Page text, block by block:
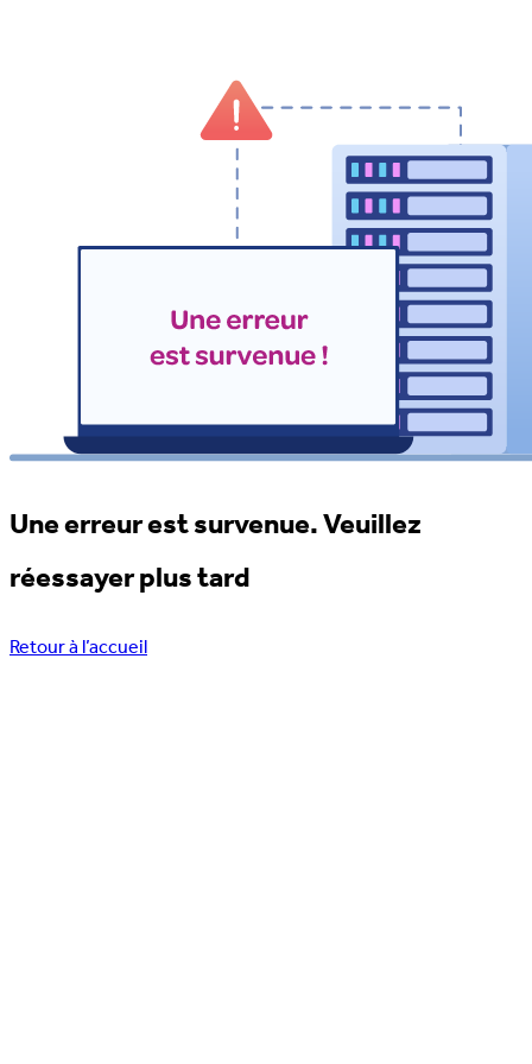
Une erreur est survenue. Veuillez
réessayer plus tard
Retour à l’accueil